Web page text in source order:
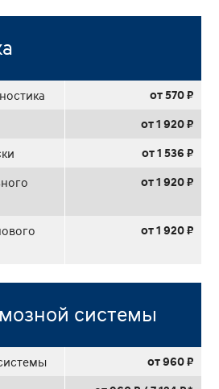
от 570 ₽
от 1 920 ₽
от 1 536 ₽
от 1 920 ₽
от 1 920 ₽
системы
от 960 ₽